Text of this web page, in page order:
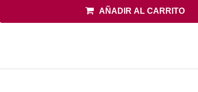
AÑADIR AL CARRITO